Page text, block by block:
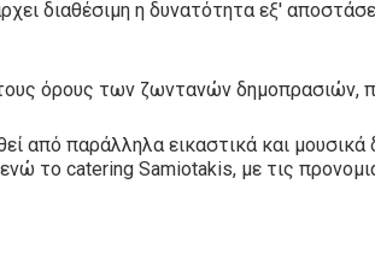
διαθέσιμη η δυνατότητα εξ'
τους όρους των ζωντανών δημοπρασιών,
από παράλληλα εικαστικά και μουσικά
το catering Samiotakis, με τις